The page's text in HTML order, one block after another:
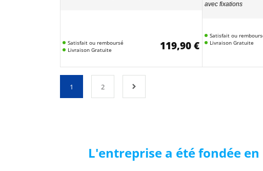
Satisfait ou remboursé
Livraison Gratuite
119,90 €
avec fixations
Satisfait ou
Livraison Gratuite
1 2
L'entreprise a été fondée